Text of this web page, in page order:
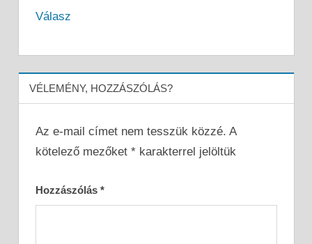
Válasz
VÉLEMÉNY, HOZZÁSZÓLÁS?
Az e-mail címet nem tesszük közzé. A
kötelező mezőket *karakterrel jelöltük
Hozzászólás *